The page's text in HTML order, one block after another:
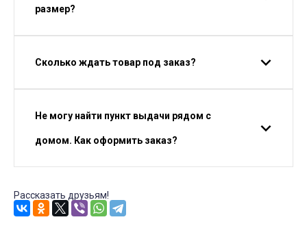
размер?
Сколько ждать товар под заказ?
Не могу найти пункт выдачи рядом с
домом. Как оформить заказ?
Рассказать друзьям!